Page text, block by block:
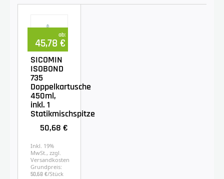
ab:
45,78 €
SICOMIN
ISOBOND
735
Doppelkartusche
450ml,
inkl. 1
Statikmischspitze
50,68 €
Inkl. 19%
MwSt., zzgl.
Versandkosten
Grundpreis:
50,68 €/Stück